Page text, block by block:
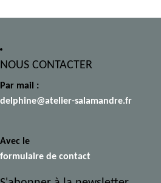
NOUS CONTACTER
Par mail :
delphine@atelier-salamandre.fr
Avec le
formulaire de contact